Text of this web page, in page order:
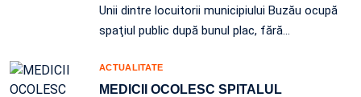
Unii dintre locuitorii municipiului Buzău ocupă
spaţiul public după bunul plac, fără…
ACTUALITATE
MEDICII OCOLESC SPITALUL